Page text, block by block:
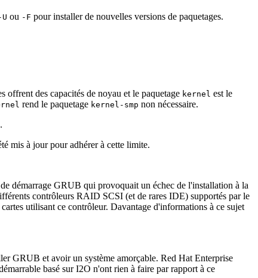
U ou -F pour installer de nouvelles versions de paquetages.
offrent des capacités de noyau et le paquetage kernel est le
rend le paquetage kernel-smp non nécessaire.
.
mis à jour pour adhérer à cette limite.
démarrage GRUB qui provoquait un échec de l'installation à la
contrôleurs RAID SCSI (et de rares IDE) supportés par le
utilisant ce contrôleur. Davantage d'informations à ce sujet
GRUB et avoir un système amorçable. Red Hat Enterprise
basé sur I2O n'ont rien à faire par rapport à ce